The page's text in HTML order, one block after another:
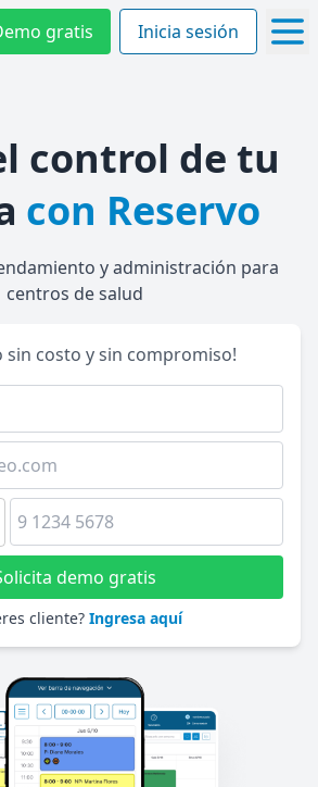
gratis Inicia sesión
control de tu
con Reservo
y administración para
centros de salud
sin costo y sin compromiso!
demo gratis
cliente? Ingresa aquí